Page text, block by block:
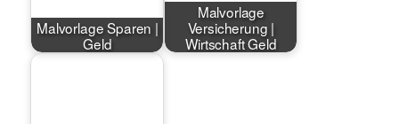
Malvorlage Sparen |
Geld
Malvorlage
Versicherung |
Wirtschaft Geld